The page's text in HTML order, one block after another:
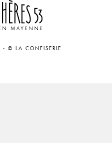
- © LA CONFISERIE